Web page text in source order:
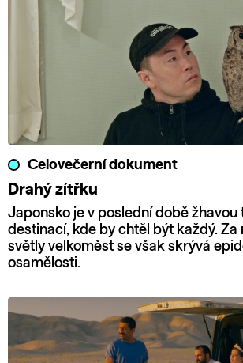
Celovečerní dokument
Drahý zítřku
Japonsko je v poslední době žhavou
destinací, kde by chtěl být každý. Za
světly velkoměst se však skrývá
osamělosti.